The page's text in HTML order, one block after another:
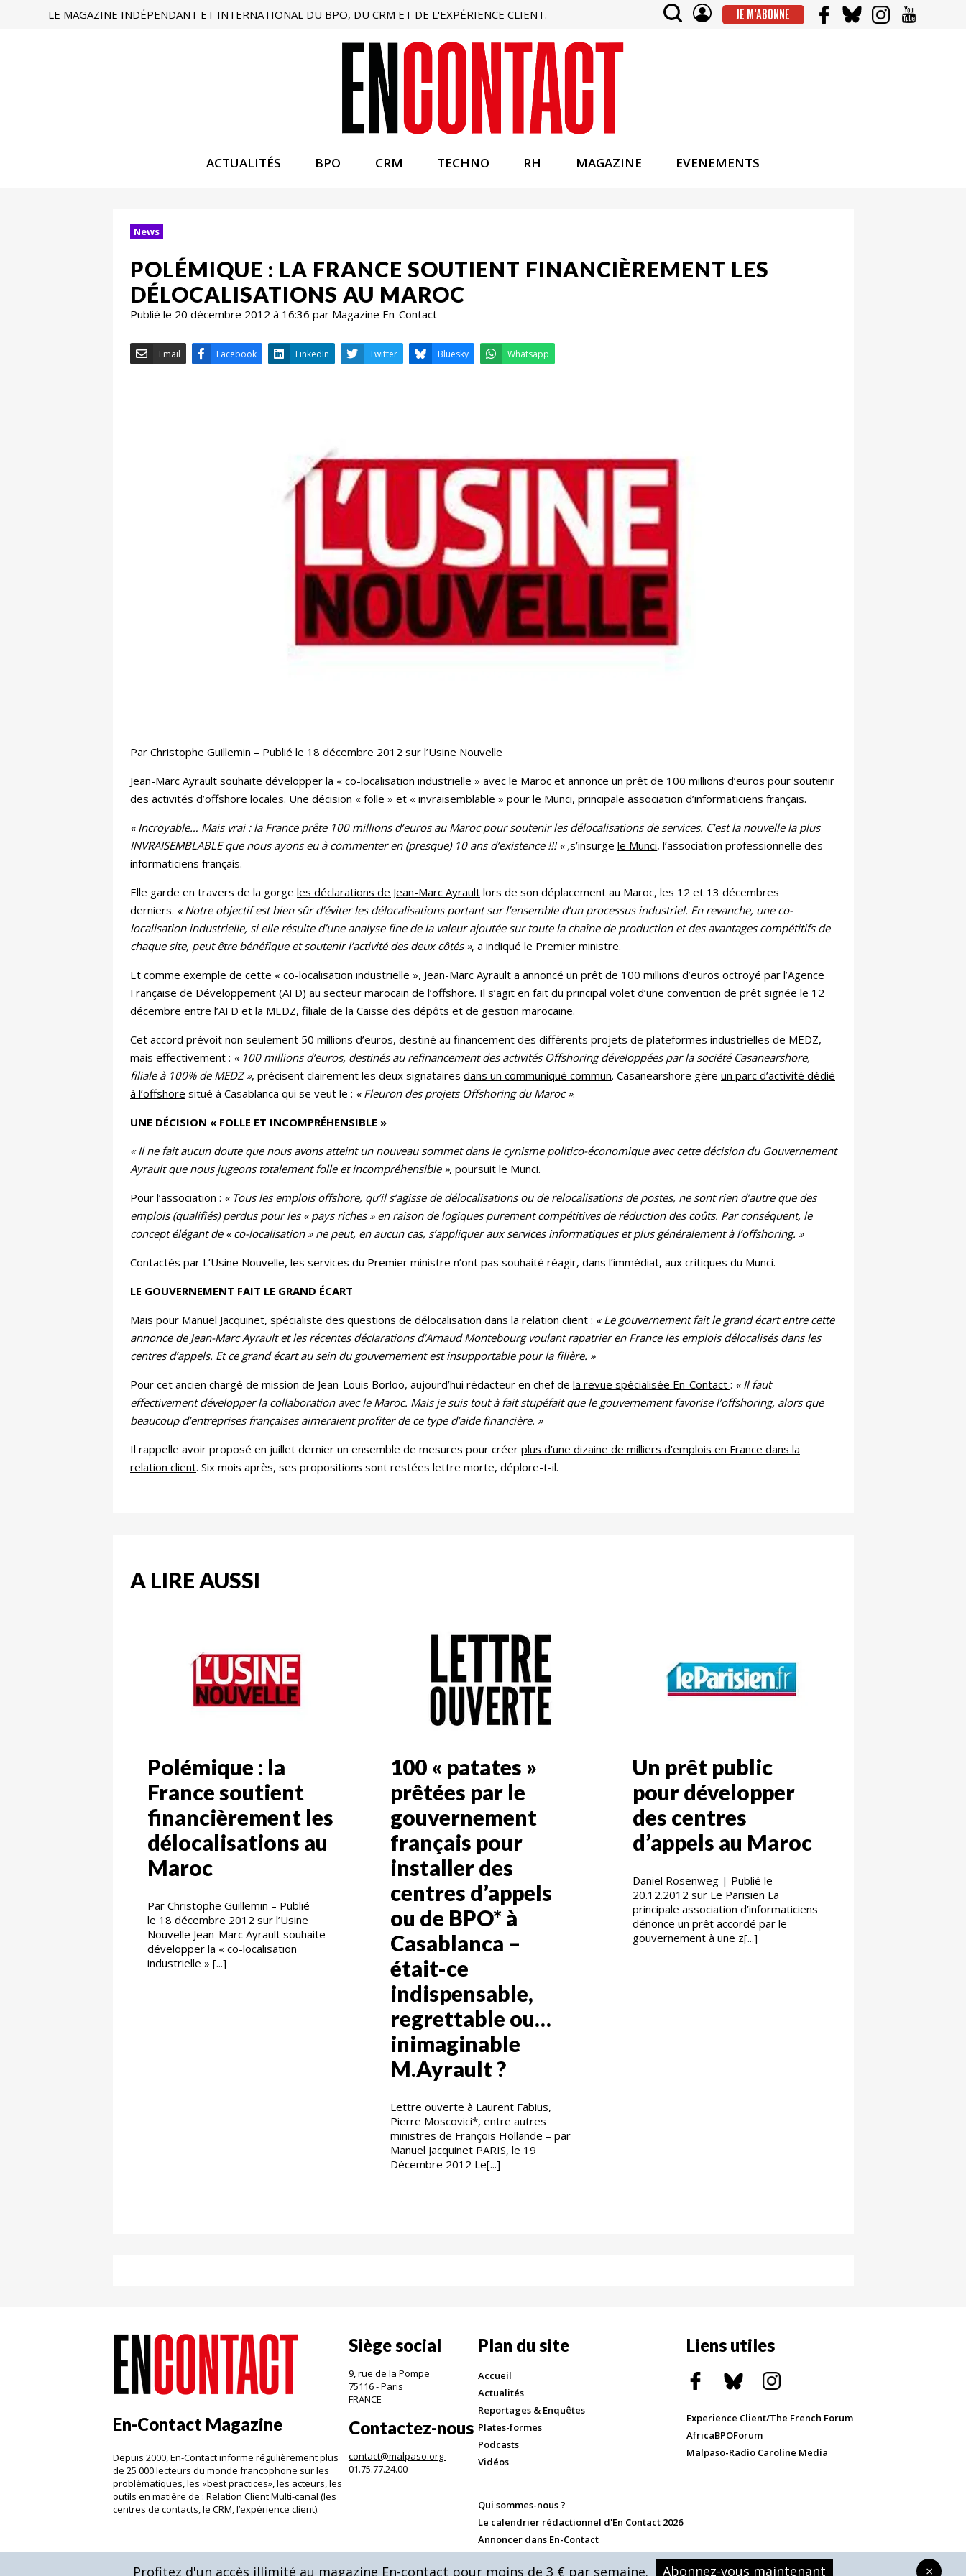
LE MAGAZINE INDÉPENDANT ET INTERNATIONAL DU BPO, DU CRM ET DE L'EXPÉRIENCE CLIENT. JE M'ABONNE
ACTUALITÉS BPO CRM TECHNO RH MAGAZINE EVENEMENTS
News
POLÉMIQUE : LA FRANCE SOUTIENT FINANCIÈREMENT LES
DÉLOCALISATIONS AU MAROC
Publié le 20 décembre 2012 à 16:36 par Magazine En-Contact
Par Christophe Guillemin – Publié le 18 décembre 2012 sur l’Usine Nouvelle
Jean-Marc Ayrault souhaite développer la « co-localisation industrielle » avec le Maroc et annonce un prêt de 100 millions d’euros pour soutenir
des activités d’offshore locales. Une décision « folle » et « invraisemblable » pour le Munci, principale association d’informaticiens français.
« Incroyable… Mais vrai : la France prête 100 millions d’euros au Maroc pour soutenir les délocalisations de services. C’est la nouvelle la plus
INVRAISEMBLABLE que nous ayons eu à commenter en (presque) 10 ans d’existence !!! « ,s’insurge le Munci, l’association professionnelle des
informaticiens français.
Elle garde en travers de la gorge les déclarations de Jean-Marc Ayrault lors de son déplacement au Maroc, les 12 et 13 décembres
derniers. « Notre objectif est bien sûr d’éviter les délocalisations portant sur l’ensemble d’un processus industriel. En revanche, une co-
localisation industrielle, si elle résulte d’une analyse fine de la valeur ajoutée sur toute la chaîne de production et des avantages compétitifs de
chaque site, peut être bénéfique et soutenir l’activité des deux côtés », a indiqué le Premier ministre.
Et comme exemple de cette « co-localisation industrielle », Jean-Marc Ayrault a annoncé un prêt de 100 millions d’euros octroyé par l’Agence
Française de Développement (AFD) au secteur marocain de l’offshore. Il s’agit en fait du principal volet d’une convention de prêt signée le 12
décembre entre l’AFD et la MEDZ, filiale de la Caisse des dépôts et de gestion marocaine.
Cet accord prévoit non seulement 50 millions d’euros, destiné au financement des différents projets de plateformes industrielles de MEDZ,
mais effectivement : « 100 millions d’euros, destinés au refinancement des activités Offshoring développées par la société Casanearshore,
filiale à 100% de MEDZ », précisent clairement les deux signataires dans un communiqué commun. Casanearshore gère un parc d’activité dédié
à l’offshore situé à Casablanca qui se veut le : « Fleuron des projets Offshoring du Maroc ».
UNE DÉCISION « FOLLE ET INCOMPRÉHENSIBLE »
« Il ne fait aucun doute que nous avons atteint un nouveau sommet dans le cynisme politico-économique avec cette décision du Gouvernement
Ayrault que nous jugeons totalement folle et incompréhensible », poursuit le Munci.
Pour l’association : « Tous les emplois offshore, qu’il s’agisse de délocalisations ou de relocalisations de postes, ne sont rien d’autre que des
emplois (qualifiés) perdus pour les « pays riches » en raison de logiques purement compétitives de réduction des coûts. Par conséquent, le
concept élégant de « co-localisation » ne peut, en aucun cas, s’appliquer aux services informatiques et plus généralement à l’offshoring. »
Contactés par L’Usine Nouvelle, les services du Premier ministre n’ont pas souhaité réagir, dans l’immédiat, aux critiques du Munci.
LE GOUVERNEMENT FAIT LE GRAND ÉCART
Mais pour Manuel Jacquinet, spécialiste des questions de délocalisation dans la relation client : « Le gouvernement fait le grand écart entre cette
annonce de Jean-Marc Ayrault etles récentes déclarations d’Arnaud Montebourgvoulant rapatrier en France les emplois délocalisés dans les
centres d’appels. Et ce grand écart au sein du gouvernement est insupportable pour la filière. »
Pour cet ancien chargé de mission de Jean-Louis Borloo, aujourd’hui rédacteur en chef de la revue spécialisée En-Contact : « Il faut
effectivement développer la collaboration avec le Maroc. Mais je suis tout à fait stupéfait que le gouvernement favorise l’offshoring, alors que
beaucoup d’entreprises françaises aimeraient profiter de ce type d’aide financière. »
Il rappelle avoir proposé en juillet dernier un ensemble de mesures pour créer plus d’une dizaine de milliers d’emplois en France dans la
relation client. Six mois après, ses propositions sont restées lettre morte, déplore-t-il.
A LIRE AUSSI
Polémique : la
France soutient
financièrement les
délocalisations au
Maroc
Par Christophe Guillemin – Publié
le 18 décembre 2012 sur l’Usine
Nouvelle Jean-Marc Ayrault souhaite
développer la « co-localisation
industrielle » [...]
100 « patates »
prêtées par le
gouvernement
français pour
installer des
centres d’appels
ou de BPO* à
Casablanca –
était-ce
indispensable,
regrettable ou…
inimaginable
M.Ayrault ?
Lettre ouverte à Laurent Fabius,
Pierre Moscovici*, entre autres
ministres de François Hollande – par
Manuel Jacquinet PARIS, le 19
Décembre 2012 Le[...]
Un prêt public
pour développer
des centres
d’appels au Maroc
Daniel Rosenweg | Publié le
20.12.2012 sur Le Parisien La
principale association d’informaticiens
dénonce un prêt accordé par le
gouvernement à une z[...]
En-Contact Magazine
Depuis 2000, En-Contact informe régulièrement plus
de 25 000 lecteurs du monde francophone sur les
problématiques, les «best practices», les acteurs, les
outils en matière de : Relation Client Multi-canal (les
centres de contacts, le CRM, l’expérience client).
Siège social
9, rue de la Pompe
75116 - Paris
FRANCE
Contactez-nous
contact@malpaso.org
01.75.77.24.00
Plan du site
Accueil
Actualités
Reportages & Enquêtes
Plates-formes
Podcasts
Vidéos
Qui sommes-nous ?
Le calendrier rédactionnel d'En Contact 2026
Annoncer dans En-Contact
Liens utiles
Experience Client/The French Forum
AfricaBPOForum
Malpaso-Radio Caroline Media
Profitez d'un accès illimité au magazine En-contact pour moins de 3 € par semaine. Abonnez-vous maintenant ×